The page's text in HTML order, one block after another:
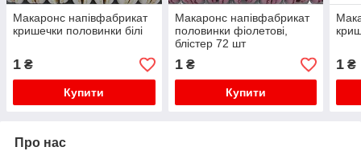
Макаронс напівфабрикат
кришечки половинки білі
1 ₴
Купити
Макаронс напівфабрикат
половинки фіолетові,
блістер 72 шт
1₴
Купити
1 ₴
Про нас